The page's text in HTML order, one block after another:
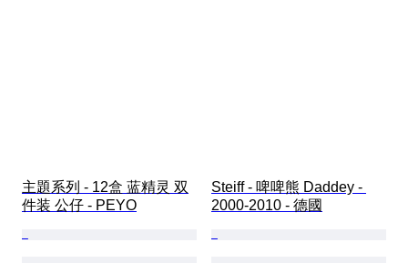
主題系列 - 12盒 蓝精灵 双
件装 公仔 - PEYO
Steiff - 啤啤熊 Daddey -
2000-2010 - 德國